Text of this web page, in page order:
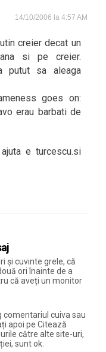
14/10/2006 la 4:57 AM
creier decat un
si pe creier.
putut sa aleaga
goes on:
erau barbati de
e turcescu.si
și cuvinte grele, că
ori înainte de a
că aveți un monitor
comentariul cuiva sau
apoi pe Citează
către alte site-uri,
sunt ok.